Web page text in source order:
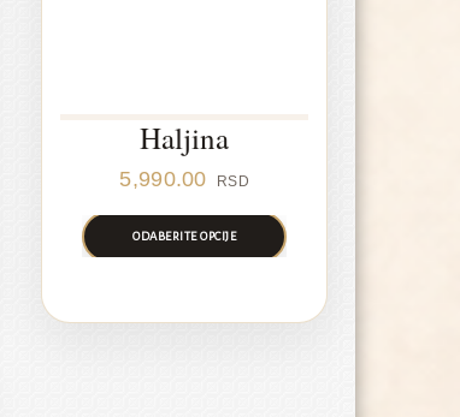
Haljina
5,990.00 RSD
ODABERITE OPCIJE